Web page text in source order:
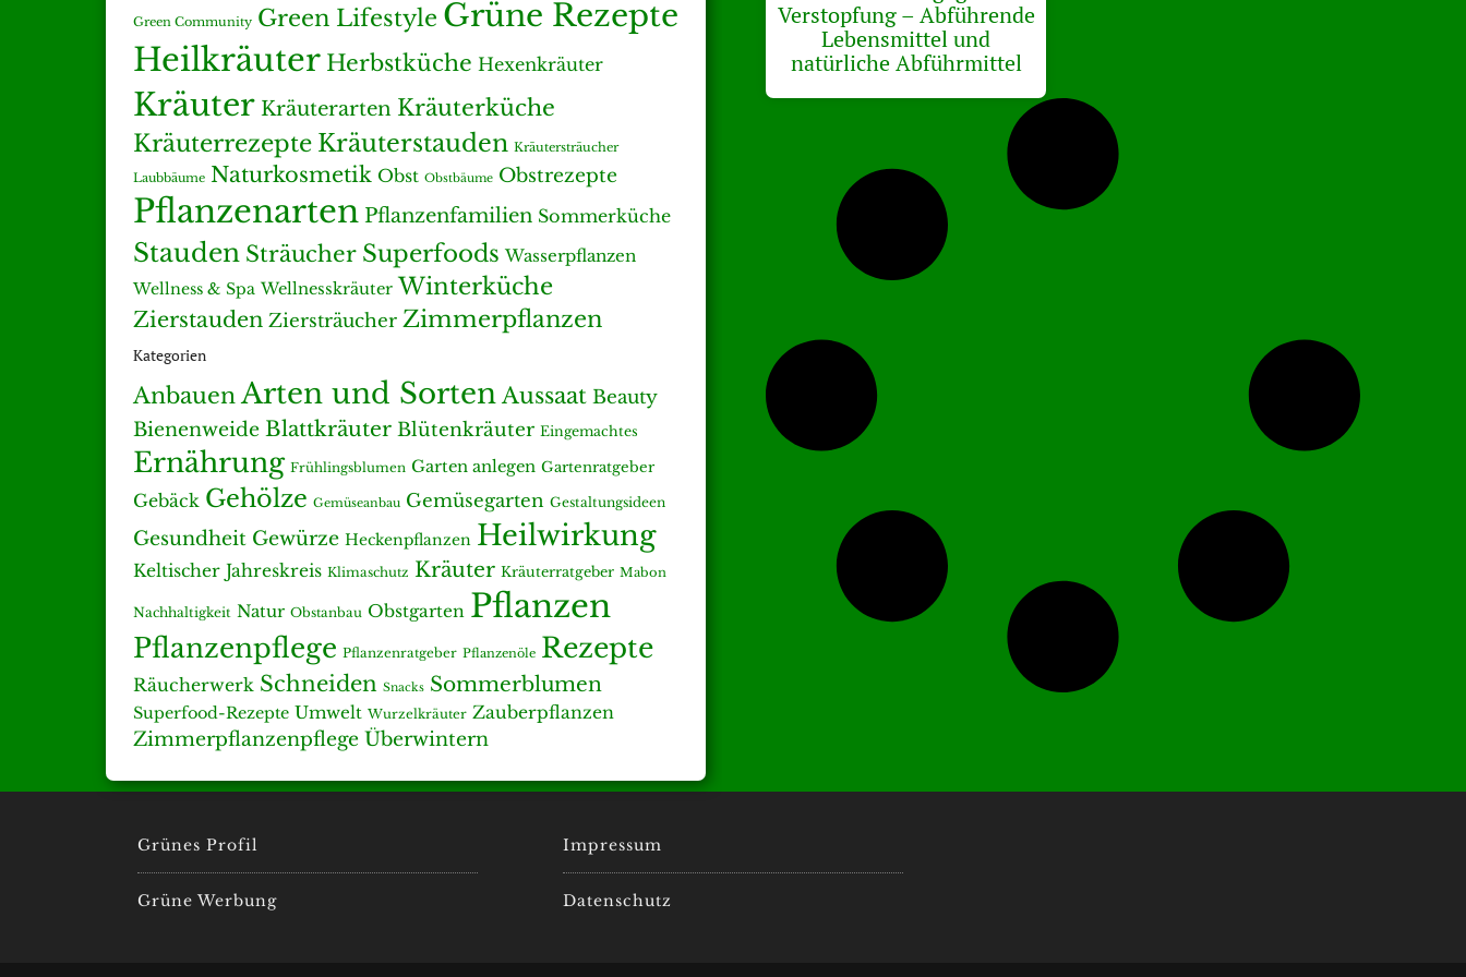
Green Community Green Lifestyle Grüne Rezepte
Heilkräuter Herbstküche Hexenkräuter
Kräuter Kräuterarten Kräuterküche
Kräuterrezepte Kräuterstauden Kräutersträucher
Laubbäume Naturkosmetik Obst Obstbäume Obstrezepte
Pflanzenarten Pflanzenfamilien Sommerküche
Stauden Sträucher Superfoods Wasserpflanzen
Wellness & Spa Wellnesskräuter Winterküche
Zierstauden Ziersträucher Zimmerpflanzen
Kategorien
AnbauenArten und SortenAussaat Beauty
Bienenweide Blattkräuter Blütenkräuter Eingemachtes
Ernährung Frühlingsblumen Garten anlegen Gartenratgeber
Gebäck Gehölze Gemüseanbau Gemüsegarten Gestaltungsideen
Gesundheit Gewürze Heckenpflanzen Heilwirkung
Keltischer Jahreskreis Klimaschutz Kräuter Kräuterratgeber Mabon
Nachhaltigkeit Natur Obstanbau Obstgarten Pflanzen
Pflanzenpflege Pflanzenratgeber Pflanzenöle Rezepte
Räucherwerk Schneiden Snacks Sommerblumen
Superfood-Rezepte Umwelt Wurzelkräuter Zauberpflanzen
Zimmerpflanzenpflege Überwintern
Verstopfung – Abführende
Lebensmittel und
natürliche Abführmittel
Grünes Profil
Grüne Werbung
Impressum
Datenschutz